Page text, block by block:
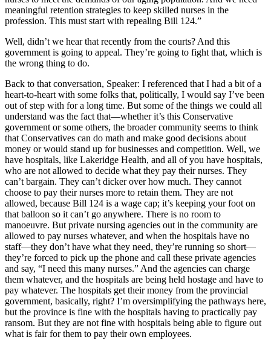
meaningful retention strategies to keep skilled nurses in the
profession. This must start with repealing Bill 124.”
Well, didn’t we hear that recently from the courts? And this
government is going to appeal. They’re going to fight that, which is
the wrong thing to do.
Back to that conversation, Speaker: I referenced that I had a bit of a
heart-to-heart with some folks that, politically, I would say I’ve been
out of step with for a long time. But some of the things we could all
understand was the fact that—whether it’s this Conservative
government or some others, the broader community seems to think
that Conservatives can do math and make good decisions about
money or would stand up for businesses and competition. Well, we
have hospitals, like Lakeridge Health, and all of you have hospitals,
who are not allowed to decide what they pay their nurses. They
can’t bargain. They can’t dicker over how much. They cannot
choose to pay their nurses more to retain them. They are not
allowed, because Bill 124 is a wage cap; it’s keeping your foot on
that balloon so it can’t go anywhere. There is no room to
manoeuvre. But private nursing agencies out in the community are
allowed to pay nurses whatever, and when the hospitals have no
staff—they don’t have what they need, they’re running so short—
they’re forced to pick up the phone and call these private agencies
and say, “I need this many nurses.” And the agencies can charge
them whatever, and the hospitals are being held hostage and have to
pay whatever. The hospitals get their money from the provincial
government, basically, right? I’m oversimplifying the pathways here,
but the province is fine with the hospitals having to practically pay
ransom. But they are not fine with hospitals being able to figure out
what is fair for them to pay their own employees.